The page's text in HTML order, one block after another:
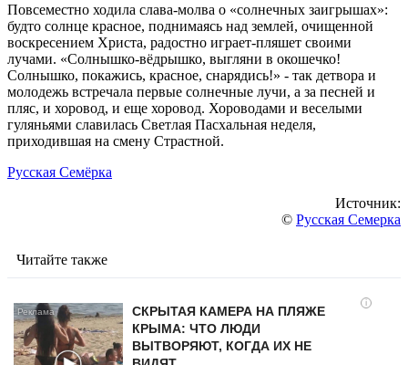
Повсеместно ходила слава-молва о «солнечных заигрышах»:
будто солнце красное, поднимаясь над землей, очищенной
воскресением Христа, радостно играет-пляшет своими
лучами. «Солнышко-вёдрышко, выгляни в окошечко!
Солнышко, покажись, красное, снарядись!» - так детвора и
молодежь встречала первые солнечные лучи, а за песней и
пляс, и хоровод, и еще хоровод. Хороводами и веселыми
гуляньями славилась Светлая Пасхальная неделя,
приходившая на смену Страстной.
Русская Семёрка
Источник:
© Русская Семерка
Читайте также
i
СКРЫТАЯ КАМЕРА НА ПЛЯЖЕ
КРЫМА: ЧТО ЛЮДИ
ВЫТВОРЯЮТ, КОГДА ИХ НЕ